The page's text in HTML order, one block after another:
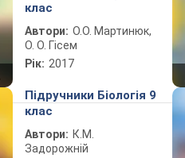
клас
Автори: О.О. Мартинюк,
О. О. Гісем
Рік: 2017
Підручники Біологія 9
клас
Автори: К.М.
Задорожній